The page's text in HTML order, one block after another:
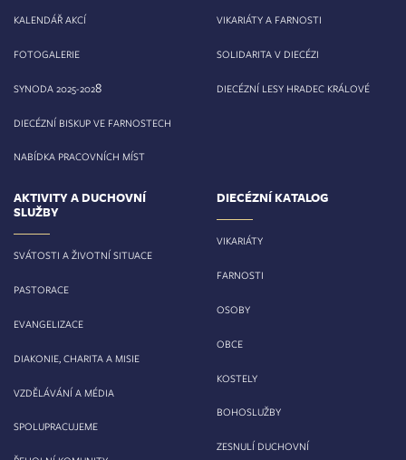
KALENDÁŘ AKCÍ
FOTOGALERIE
SYNODA 2025-2028
DIECÉZNÍ BISKUP VE FARNOSTECH
NABÍDKA PRACOVNÍCH MÍST
VIKARIÁTY A FARNOSTI
SOLIDARITA V DIECÉZI
DIECÉZNÍ LESY HRADEC KRÁLOVÉ
AKTIVITY A DUCHOVNÍ
SLUŽBY
SVÁTOSTI A ŽIVOTNÍ SITUACE
PASTORACE
EVANGELIZACE
DIAKONIE, CHARITA A MISIE
VZDĚLÁVÁNÍ A MÉDIA
SPOLUPRACUJEME
DIECÉZNÍ KATALOG
VIKARIÁTY
FARNOSTI
OSOBY
OBCE
KOSTELY
BOHOSLUŽBY
ZESNULÍ DUCHOVNÍ